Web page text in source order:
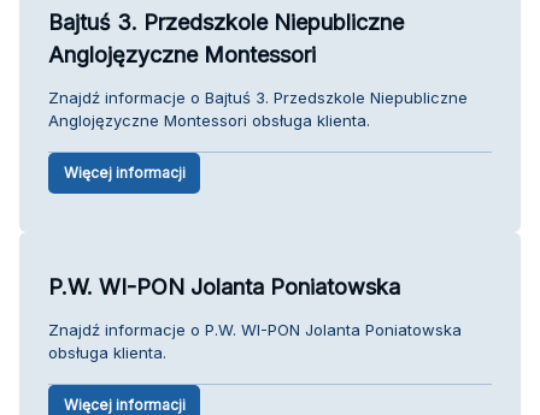
Bajtuś 3. Przedszkole Niepubliczne
Anglojęzyczne Montessori
Znajdź informacje o Bajtuś 3. Przedszkole Niepubliczne
Anglojęzyczne Montessori obsługa klienta.
Więcej informacji
P.W. WI-PON Jolanta Poniatowska
Znajdź informacje o P.W. WI-PON Jolanta Poniatowska
obsługa klienta.
Więcej informacji